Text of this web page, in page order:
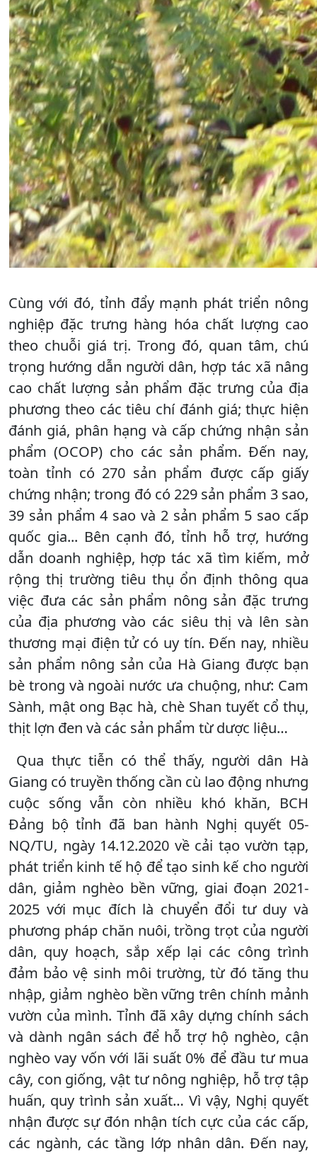
Cùng với đó, tỉnh đẩy mạnh phát triển nông
nghiệp đặc trưng hàng hóa chất lượng cao
theo chuỗi giá trị. Trong đó, quan tâm, chú
trọng hướng dẫn người dân, hợp tác xã nâng
cao chất lượng sản phẩm đặc trưng của địa
phương theo các tiêu chí đánh giá; thực hiện
đánh giá, phân hạng và cấp chứng nhận sản
phẩm (OCOP) cho các sản phẩm. Đến nay,
toàn tỉnh có 270 sản phẩm được cấp giấy
chứng nhận; trong đó có 229 sản phẩm 3 sao,
39 sản phẩm 4 sao và 2 sản phẩm 5 sao cấp
quốc gia... Bên cạnh đó, tỉnh hỗ trợ, hướng
dẫn doanh nghiệp, hợp tác xã tìm kiếm, mở
rộng thị trường tiêu thụ ổn định thông qua
việc đưa các sản phẩm nông sản đặc trưng
của địa phương vào các siêu thị và lên sàn
thương mại điện tử có uy tín. Đến nay, nhiều
sản phẩm nông sản của Hà Giang được bạn
bè trong và ngoài nước ưa chuộng, như: Cam
Sành, mật ong Bạc hà, chè Shan tuyết cổ thụ,
thịt lợn đen và các sản phẩm từ dược liệu…
Qua thực tiễn có thể thấy, người dân Hà
Giang có truyền thống cần cù lao động nhưng
cuộc sống vẫn còn nhiều khó khăn, BCH
Đảng bộ tỉnh đã ban hành Nghị quyết 05-
NQ/TU, ngày 14.12.2020 về cải tạo vườn tạp,
phát triển kinh tế hộ để tạo sinh kế cho người
dân, giảm nghèo bền vững, giai đoạn 2021-
2025 với mục đích là chuyển đổi tư duy và
phương pháp chăn nuôi, trồng trọt của người
dân, quy hoạch, sắp xếp lại các công trình
đảm bảo vệ sinh môi trường, từ đó tăng thu
nhập, giảm nghèo bền vững trên chính mảnh
vườn của mình. Tỉnh đã xây dựng chính sách
và dành ngân sách để hỗ trợ hộ nghèo, cận
nghèo vay vốn với lãi suất 0% để đầu tư mua
cây, con giống, vật tư nông nghiệp, hỗ trợ tập
huấn, quy trình sản xuất… Vì vậy, Nghị quyết
nhận được sự đón nhận tích cực của các cấp,
các ngành, các tầng lớp nhân dân. Đến nay,